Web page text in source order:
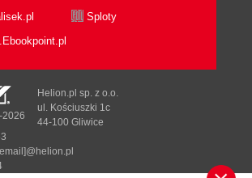
Sploty
Helion.pl sp. z o.o.
ul. Kościuszki 1c
44-100 Gliwice